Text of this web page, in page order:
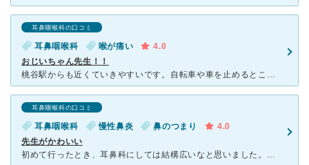
耳鼻咽喉科の口コミ
耳鼻咽喉科 喉が痛い
4.0
おじいちゃん先生！！
桃谷駅からも近くていきやすいです。自転車や車を止めるところはないため、ビルの下に自転車止めていると撤去がきたりするみたいです。 喉が痛くなったらいつも行っていました。 喉の中の消毒をしてもらったり
耳鼻咽喉科の口コミ
耳鼻咽喉科 慢性鼻炎 鼻のつまり
4.0
先生がかわいい
初めて行ったとき、耳鼻科にしては結構広いなと思いました。それでもかなり混んでいたので、人気の病院なんだと思います。もともと鼻炎持ちで、症状がひどくなったのでお世話になりました。先生の人柄がチャーミング